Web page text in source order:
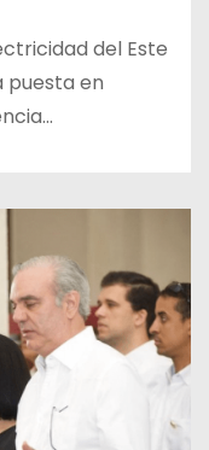
del Este
puesta en